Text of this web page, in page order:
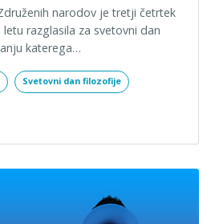
narodov je tretji četrtek
razglasila za svetovni dan
katerega…
Svetovni dan filozofije